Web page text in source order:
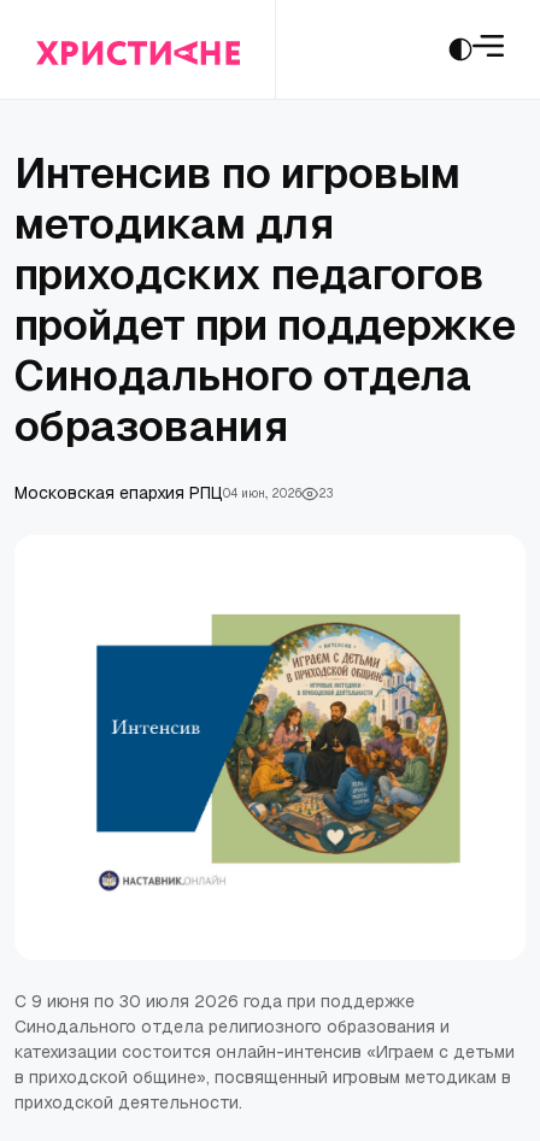
Интенсив по игровым
методикам для
приходских педагогов
пройдет при поддержке
Синодального отдела
образования
Московская епархия РПЦ04 июн., 2026 23
С 9 июня по 30 июля 2026 года при поддержке
Синодального отдела религиозного образования и
катехизации состоится онлайн-интенсив «Играем с детьми
в приходской общине», посвященный игровым методикам в
приходской деятельности.